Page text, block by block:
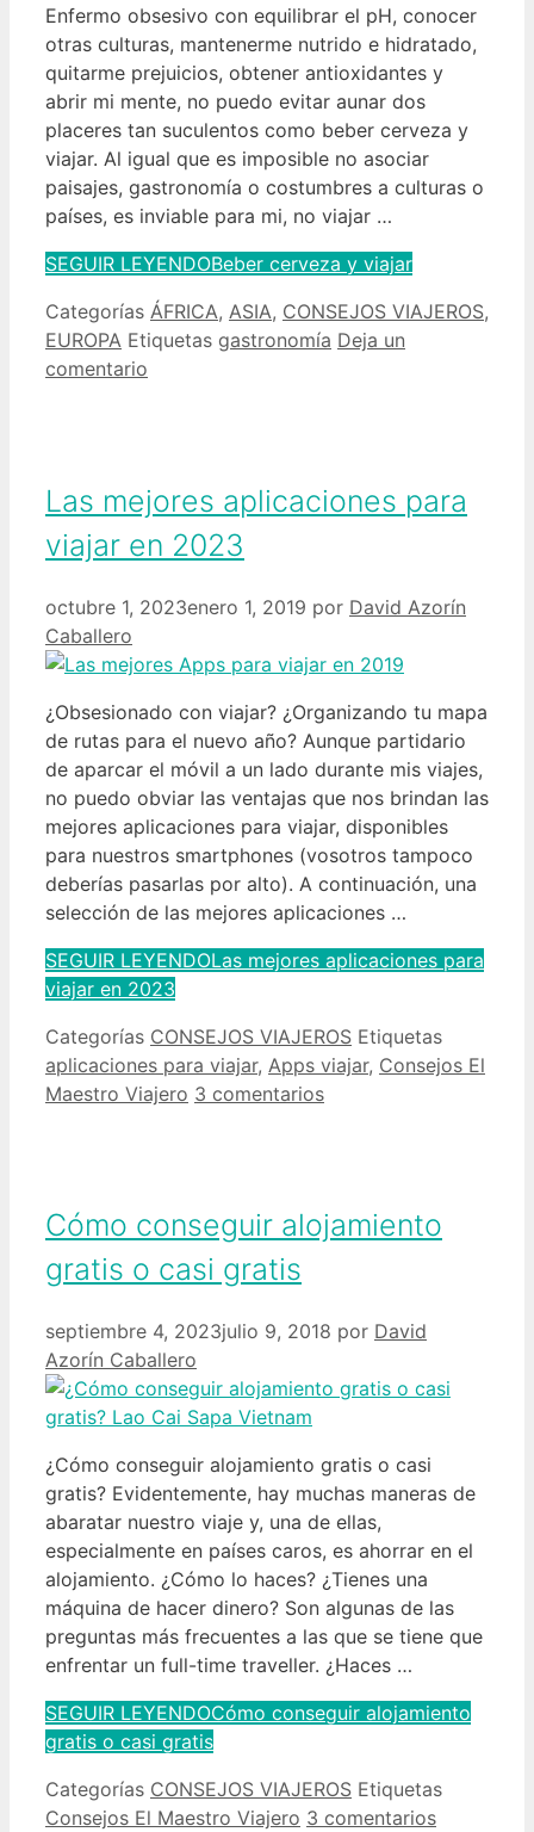
Enfermo obsesivo con equilibrar el pH, conocer
otras culturas, mantenerme nutrido e hidratado,
quitarme prejuicios, obtener antioxidantes y
abrir mi mente, no puedo evitar aunar dos
placeres tan suculentos como beber cerveza y
viajar. Al igual que es imposible no asociar
paisajes, gastronomía o costumbres a culturas o
países, es inviable para mi, no viajar …
SEGUIR LEYENDOBeber cerveza y viajar
Categorías ÁFRICA, ASIA, CONSEJOS VIAJEROS,
EUROPA Etiquetas gastronomía Deja un
comentario
Las mejores aplicaciones para
viajar en 2023
octubre 1, 2023enero 1, 2019 por David Azorín
Caballero
¿Obsesionado con viajar? ¿Organizando tu mapa
de rutas para el nuevo año? Aunque partidario
de aparcar el móvil a un lado durante mis viajes,
no puedo obviar las ventajas que nos brindan las
mejores aplicaciones para viajar, disponibles
para nuestros smartphones (vosotros tampoco
deberías pasarlas por alto). A continuación, una
selección de las mejores aplicaciones …
SEGUIR LEYENDOLas mejores aplicaciones para
viajar en 2023
Categorías CONSEJOS VIAJEROS Etiquetas
aplicaciones para viajar, Apps viajar, Consejos El
Maestro Viajero 3 comentarios
Cómo conseguir alojamiento
gratis o casi gratis
septiembre 4, 2023julio 9, 2018 por David
Azorín Caballero
¿Cómo conseguir alojamiento gratis o casi
gratis? Evidentemente, hay muchas maneras de
abaratar nuestro viaje y, una de ellas,
especialmente en países caros, es ahorrar en el
alojamiento. ¿Cómo lo haces? ¿Tienes una
máquina de hacer dinero? Son algunas de las
preguntas más frecuentes a las que se tiene que
enfrentar un full-time traveller. ¿Haces …
SEGUIR LEYENDOCómo conseguir alojamiento
gratis o casi gratis
Categorías CONSEJOS VIAJEROS Etiquetas
Consejos El Maestro Viajero 3 comentarios